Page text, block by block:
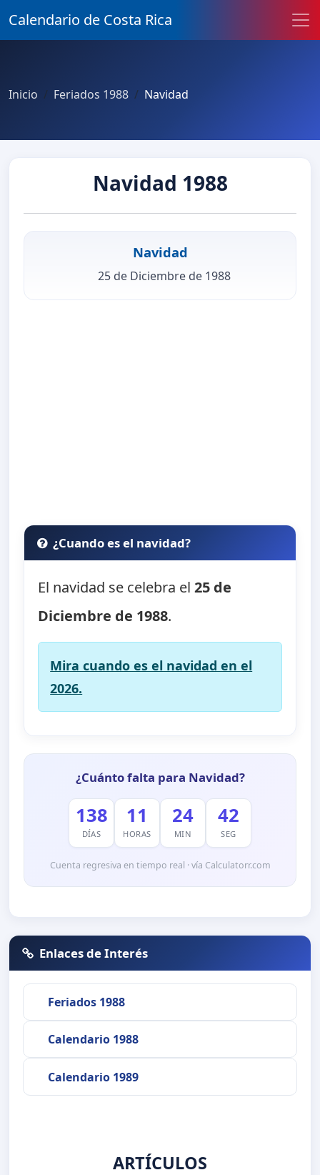
Calendario de Costa Rica
Inicio Feriados 1988 Navidad
Navidad 1988
Navidad
25 de Diciembre de 1988
¿Cuando es el navidad?
El navidad se celebra el25 de
Diciembre de 1988.
Mira cuando es el navidad en el
2026.
¿Cuánto falta para Navidad?
138
DÍAS
11
HORAS
24
MIN
42
SEG
Cuenta regresiva en tiempo real · vía Calculatorr.com
Enlaces de Interés
Feriados 1988
Calendario 1988
Calendario 1989
ARTÍCULOS